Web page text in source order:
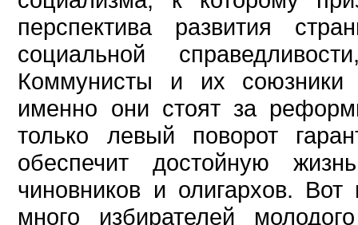
перспектива развития
социальной
Коммунисты и их союзники
именно они стоят за
только левый поворот
обеспечит достойную
чиновников и олигархов.
много избирателей